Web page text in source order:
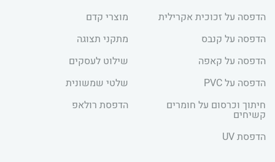
הדפסה על זכוכית אקרילית
הדפסה על קנבס
הדפסה על קאפה
הדפסה על PVC
חיתוך וכרסום על חומרים
קשיחים
הדפסת UV
מוצרי קדם
מתקני תצוגה
שילוט לעסקים
שלטי שמשונית
הדפסת רולאפ